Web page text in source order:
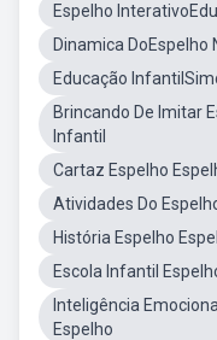
Espelho
Dinamica DoEspelho
Educação
Brincando De Imitar
Infantil
Cartaz Espelho
Atividades Do
História Espelho
Escola Infantil
Inteligência
Espelho